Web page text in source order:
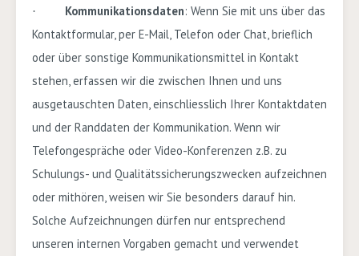
· Kommunikationsdaten: Wenn Sie mit uns über das
Kontaktformular, per E-Mail, Telefon oder Chat , brieflich
oder über sonstige Kommunikationsmittel in Kontakt
stehen, erfassen wir die zwischen Ihnen und uns
ausgetauschten Daten, einschliesslich Ihrer Kontaktdaten
und der Randdaten der Kommunikation. Wenn wir
Telefongespräche oder Video-Konferenzen z.B. zu
Schulungs- und Qualitätssicherungszwecken aufzeichnen
oder mithören, weisen wir Sie besonders darauf hin.
Solche Aufzeichnungen dürfen nur entsprechend
unseren internen Vorgaben gemacht und verwendet